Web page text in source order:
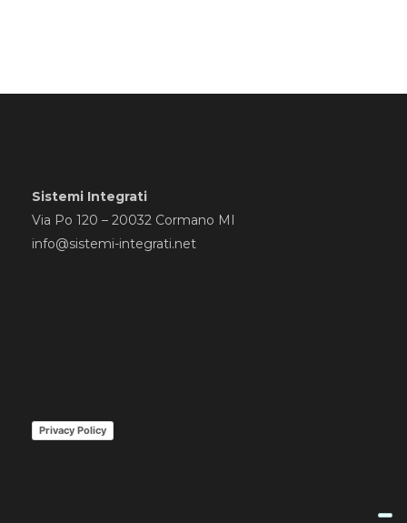
Sistemi Integrati
Via Po 120 – 20032 Cormano MI
info@sistemi-integrati.net
Privacy Policy